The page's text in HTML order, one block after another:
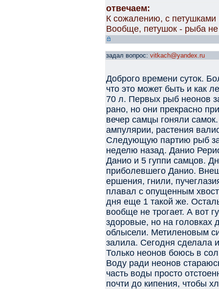
отвечаем:
К сожалению, с петушками
Вообще, петушок - рыба
задал вопрос: vitkach@yandex.ru
Доброго времени суток.
что это может быть и как
70 л. Первых рыб неонов
рано, но они прекрасно
вечер самцы гоняли
ампулярии, растения
Следующую партию рыб
неделю назад. Данио
Данио и 5 гуппи самцов.
приболевшего Данио.
ершения, гнили,
плавал с опущенным
дня еще 1 такой же.
вообще не трогает. А вот
здоровые, но на головках
облысели. Метиленовым
залила. Сегодня сделала
Только неонов боюсь в
Воду ради неонов
часть воды просто
почти до кипения, чтобы